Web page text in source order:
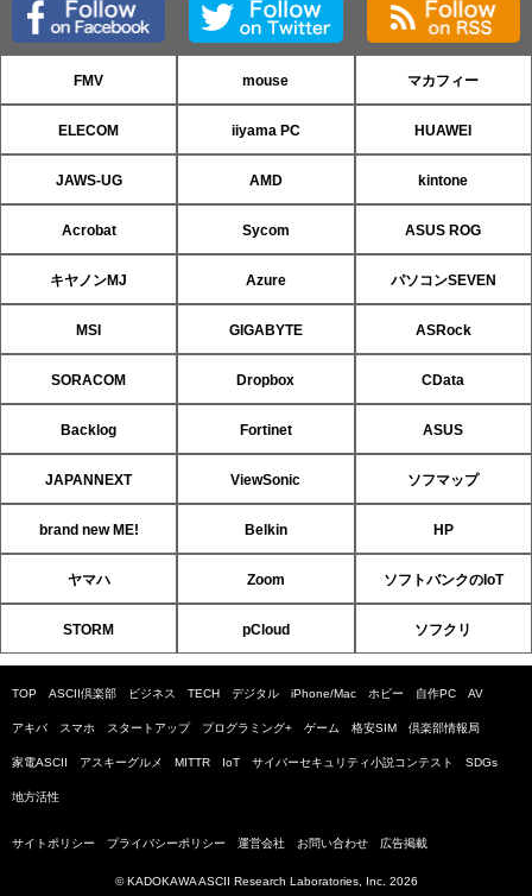
FMV mouse マカフィー
ELECOM iiyama PC HUAWEI
JAWS-UG AMD kintone
Acrobat Sycom ASUS ROG
キヤノンMJ Azure パソコンSEVEN
MSI GIGABYTE ASRock
SORACOM Dropbox CData
Backlog Fortinet ASUS
JAPANNEXT ViewSonic ソフマップ
brand new ME! Belkin HP
ヤマハ Zoom ソフトバンクのIoT
STORM pCloud ソフクリ
TOP ASCII倶楽部 ビジネス TECH デジタル iPhone/Mac ホビー 自作PC AV
アキバ スマホ スタートアップ プログラミング+ ゲーム 格安SIM 倶楽部情報局
家電ASCII アスキーグルメ MITTR IoT サイバーセキュリティ小説コンテスト SDGs
地方活性
サイトポリシー プライバシーポリシー 運営会社 お問い合わせ 広告掲載
© KADOKAWA ASCII Research Laboratories, Inc. 2026